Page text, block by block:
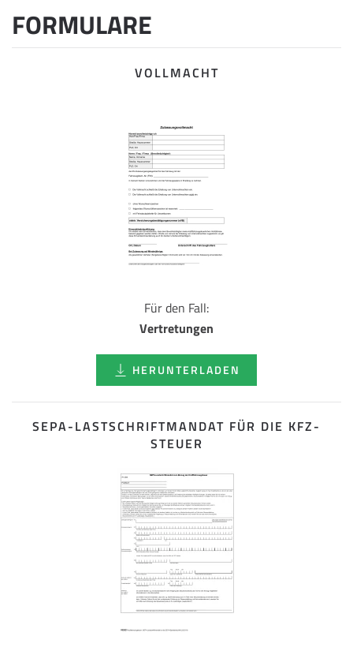
FORMULARE
VOLLMACHT
Für den Fall:
Vertretungen
HERUNTERLADEN
SEPA-LASTSCHRIFT­MANDAT FÜR DIE KFZ-
STEUER